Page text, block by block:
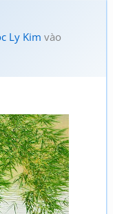
Ly Kim vào